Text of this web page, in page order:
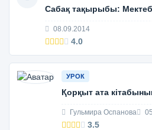
Сабақ тақырыбы:
08.09.2014
4.0
УРОК
Қорқыт ата
Гульмира Оспанова
3.5